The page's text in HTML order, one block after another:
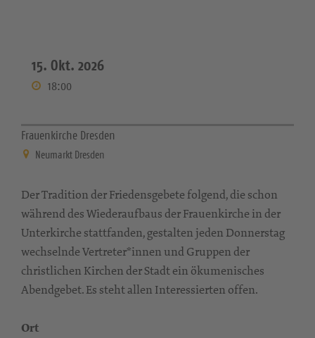
15. Okt. 2026
18:00
Frauenkirche Dresden
Neumarkt Dresden
Der Tradition der Friedensgebete folgend, die schon
während des Wiederaufbaus der Frauenkirche in der
Unterkirche stattfanden, gestalten jeden Donnerstag
wechselnde Vertreter*innen und Gruppen der
christlichen Kirchen der Stadt ein ökumenisches
Abendgebet. Es steht allen Interessierten offen.
Ort